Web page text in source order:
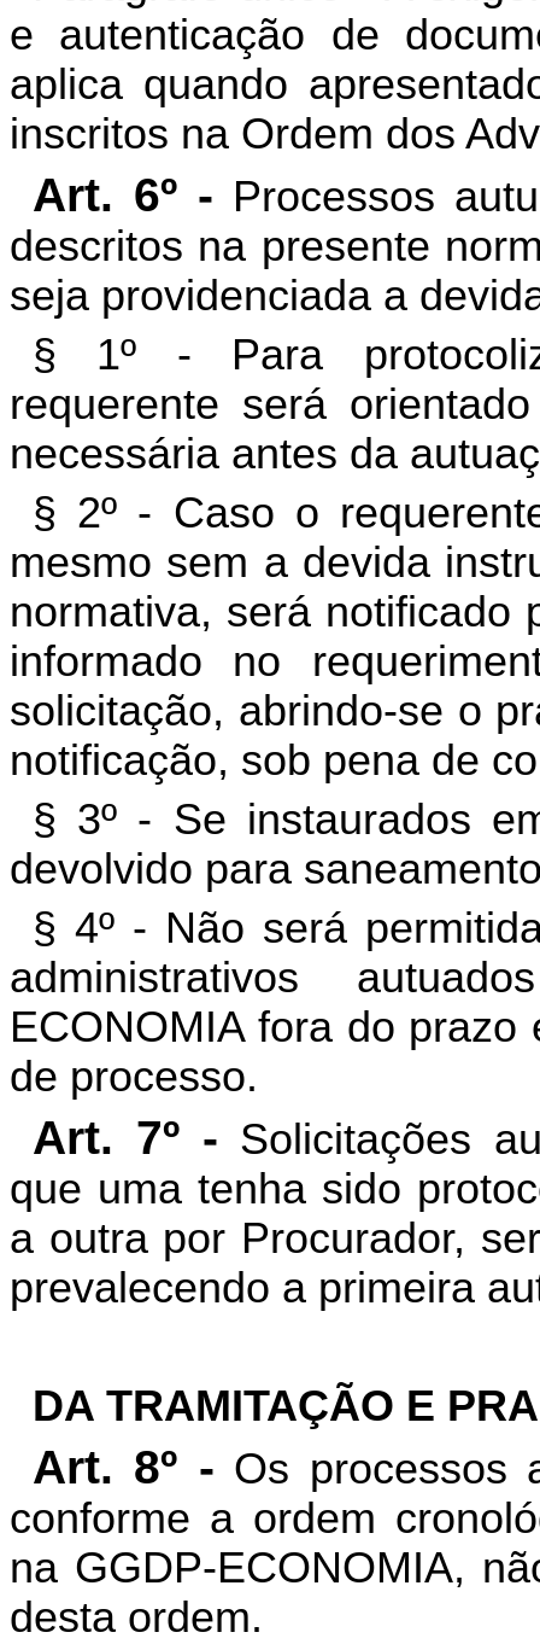
e autenticação de
aplica quando
inscritos na Ordem dos
Art. 6º - Processos
descritos na presente
seja providenciada a
§ 1º - Para
requerente será
necessária antes da
§ 2º - Caso o
mesmo sem a devida
normativa, será notificado
informado no
solicitação, abrindo-se o
notificação, sob pena de
§ 3º - Se instaurados
devolvido para
§ 4º - Não será
administrativos
ECONOMIA fora do
de processo.
Art. 7º - Solicitações
que uma tenha sido
a outra por Procurador,
prevalecendo a primeira
DA TRAMITAÇÃO E
Art. 8º - Os processos
conforme a ordem
na GGDP-ECONOMIA,
desta ordem.